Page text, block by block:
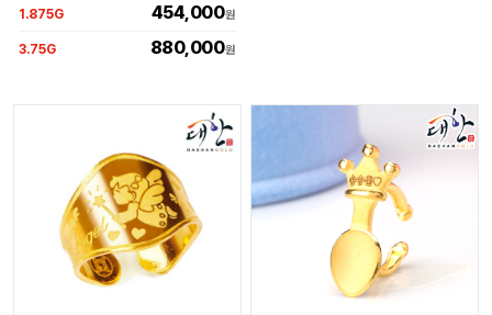
1.875G 454,000원
3.75G 880,000원